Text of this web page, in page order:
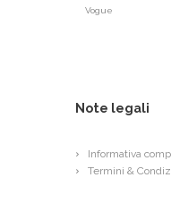
Vogue
Note legali
Informativa
Termini &